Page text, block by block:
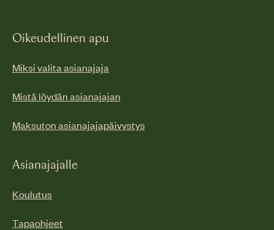
Oikeudellinen apu
Miksi valita asianajaja
Mistä löydän asianajajan
Maksuton asianajajapäivystys
Asianajajalle
Koulutus
Tapaohjeet